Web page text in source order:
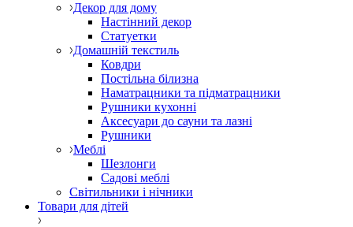
Декор для дому
Настінний декор
Статуетки
Домашній текстиль
Ковдри
Постільна білизна
Наматрацники та підматрацники
Рушники кухонні
Аксесуари до сауни та лазні
Рушники
Меблі
Шезлонги
Садові меблі
Світильники і нічники
Товари для дітей